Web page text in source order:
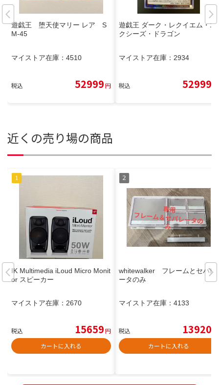
遊戯王 堕天使マリー レア S
M-45
マイストア在庫： 4510
税込 52999円
遊戯王 ダーク・レクイエム・エ
クシーズ・ドラゴン
マイストア在庫： 2934
税込 52999
近くの売り場の商品
IK Multimedia iLoud Micro Monit
or スピーカー
マイストア在庫： 2670
税込 15659円
カートに入れる
whitewalker フレームとセパレ
ータのみ
マイストア在庫： 4133
税込 13920
カートに入れる